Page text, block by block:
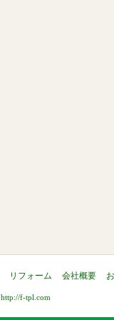
リフォーム 会社概要
http://f-tpl.com